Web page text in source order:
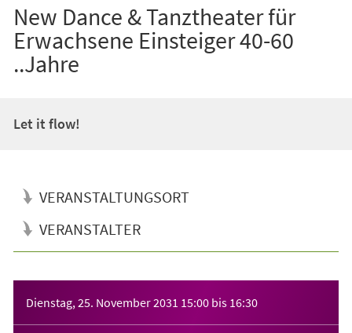
New Dance & Tanztheater für
Erwachsene Einsteiger 40-60
..Jahre
Let it flow!
VERANSTALTUNGSORT
VERANSTALTER
Dienstag, 25. November 2031 15:00 bis 16:30